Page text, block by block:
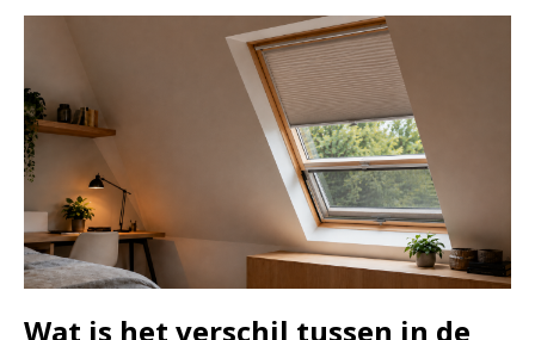
Wat is het verschil tussen in de